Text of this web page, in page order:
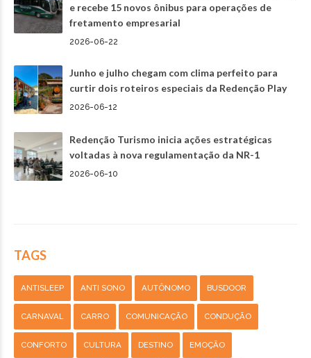
e recebe 15 novos ônibus para operações de
fretamento empresarial
2026-06-22
Junho e julho chegam com clima perfeito para
curtir dois roteiros especiais da Redenção Play
2026-06-12
Redenção Turismo inicia ações estratégicas
voltadas à nova regulamentação da NR-1
2026-06-10
TAGS
ANTISLEEP ANTI SONO AUTÔNOMO BUSDOOR
CARNAVAL CARRO COMUNICAÇÃO CONDUÇÃO
CONFORTO CULTURA DESTINO EMOÇÃO